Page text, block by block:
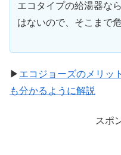
エコタイプの給湯器な
はないので、そこまで
▶ エコジョーズのメリッ
も分かるように解説
スポ